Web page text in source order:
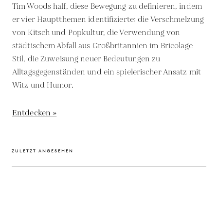
Tim Woods half, diese Bewegung zu definieren, indem
er vier Hauptthemen identifizierte: die Verschmelzung
von Kitsch und Popkultur, die Verwendung von
städtischem Abfall aus Großbritannien im Bricolage-
Stil, die Zuweisung neuer Bedeutungen zu
Alltagsgegenständen und ein spielerischer Ansatz mit
Witz und Humor.
Entdecken »
ZULETZT ANGESEHEN